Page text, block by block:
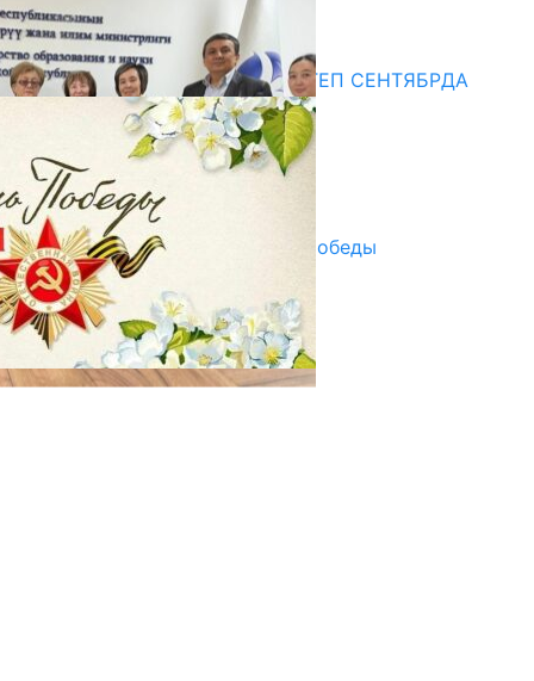
10.07.2026
Медиа
СУЗАКТА 750 ОРУНДУУ МЕКТЕП СЕНТЯБРДА
ПАЙДАЛАНУУГА БЕРИЛЕТ
07.08.2025
Улуу Жеңиштин жандуу сөзү
29.04.2025
Награды в преддверии Дня Победы
29.04.2025